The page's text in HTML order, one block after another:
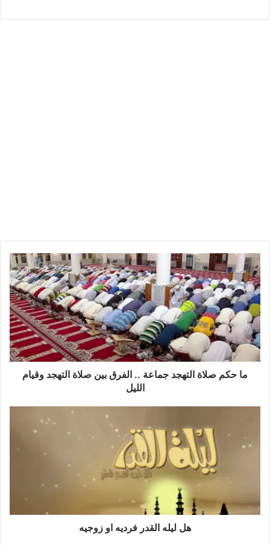
ما حكم صلاة التهجد جماعة .. الفرق بين صلاة التهجد وقيام
الليل
هل ليله القدر فرديه او زوجيه